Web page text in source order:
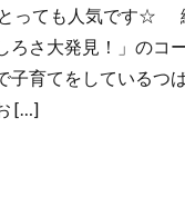
っても人気です☆
ろさ大発見！」のコ
子育てをしている
[…]